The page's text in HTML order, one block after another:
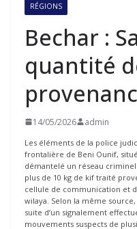
RÉGIONS
Bechar :
quantité
14/05/2026 admin
Les éléments de la police
frontalière de Beni Ounif,
démantelé un réseau
plus de 10 kg de kif traité
cellule de communication et
wilaya. Selon la même
suite d’un signalement
mouvements suspects de